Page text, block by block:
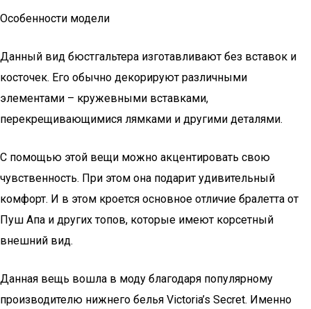
Особенности модели
Данный вид бюстгальтера изготавливают без вставок и
косточек. Его обычно декорируют различными
элементами – кружевными вставками,
перекрещивающимися лямками и другими деталями.
С помощью этой вещи можно акцентировать свою
чувственность. При этом она подарит удивительный
комфорт. И в этом кроется основное отличие бралетта от
Пуш Апа и других топов, которые имеют корсетный
внешний вид.
Данная вещь вошла в моду благодаря популярному
производителю нижнего белья Victoria’s Secret. Именно